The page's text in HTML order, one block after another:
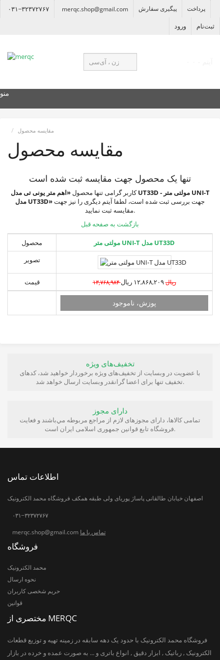
۰۳۱−۳۲۳۷۲۷۶۷ merqc.shop@gmail.com پیگیری سفارش پرداخت
ورود ثبت‌نام
منو
مقایسه محصول
مقایسه محصول
تنها یک محصول جهت مقایسه ثبت شده است
کاربر گرامی تنها محصول«اهم متر یونی تی مدل UT33D - مولتی متر UNI-T
مدل UT33D»
مقایسه ثبت نمایید.
بازگشت به صفحه قبل
محصول
مولتی متر UNI-T مدل UT33D
تصویر
قیمت ۱۳,۷۶۸,۹۸۴ ریال۱۲,۸۶۸,۲۰۹ ریال
تخفیف‌های ویژه
با عضویت در وبسایت از تخفیف‌های ویژه برخوردار خواهید شد، کدهای
تخفیف تنها برای اعضا گرانقدر وبسایت ارسال خواهد شد.
دارای مجوز
تمامی كالاها، دارای مجوزهای لازم از مراجع مربوطه مي‌باشند و فعایت
فروشگاه تابع قوانين جمهوری اسلامی ايران است.
اطلاعات تماس
اصفهان خیابان طالقانی پاساژ پوریای ولی طبقه همکف فروشگاه محمد الکترونیک
۰۳۱−۳۲۳۷۲۷۶۷
merqc.shop@gmail.com تماس با ما
فروشگاه
محمد الکترونیک
نحوه ارسال
حریم شخصی کاربران
قوانین
مختصری از MERQC
فروشگاه محمد الکترونیک با حدود یک دهه سابقه در زمینه تهیه و توزیع قطعات
الکترونیک , رباتیک , ابزار دقیق , انواع باتری و ... به صورت عمده و خرده در بازار